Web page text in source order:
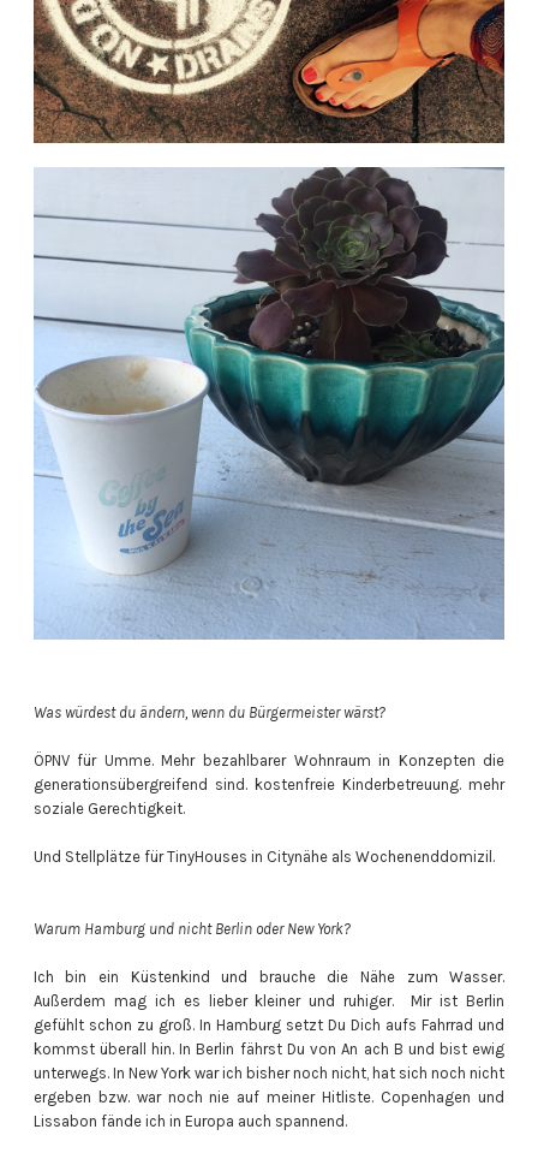
Was würdest du ändern, wenn du Bürgermeister wärst?
ÖPNV für Umme. Mehr bezahlbarer Wohnraum in Konzepten die
generationsübergreifend sind. kostenfreie Kinderbetreuung. mehr
soziale Gerechtigkeit.
Und Stellplätze für TinyHouses in Citynähe als Wochenenddomizil.
Warum Hamburg und nicht Berlin oder New York?
Ich bin ein Küstenkind und brauche die Nähe zum Wasser.
Außerdem mag ich es lieber kleiner und ruhiger. Mir ist Berlin
gefühlt schon zu groß. In Hamburg setzt Du Dich aufs Fahrrad und
kommst überall hin. In Berlin fährst Du von An ach B und bist ewig
unterwegs. In New York war ich bisher noch nicht, hat sich noch nicht
ergeben bzw. war noch nie auf meiner Hitliste. Copenhagen und
Lissabon fände ich in Europa auch spannend.